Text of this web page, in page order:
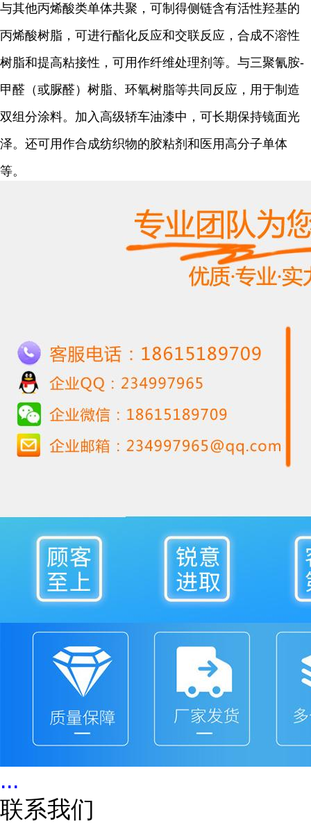
与其他丙烯酸类单体共聚，可制得侧链含有活性羟基的
丙烯酸树脂，可进行酯化反应和交联反应，合成不溶性
树脂和提高粘接性，可用作纤维处理剂等。与三聚氰胺-
甲醛（或脲醛）树脂、环氧树脂等共同反应，用于制造
双组分涂料。加入高级轿车油漆中，可长期保持镜面光
泽。还可用作合成纺织物的胶粘剂和医用高分子单体
等。
...
联系我们